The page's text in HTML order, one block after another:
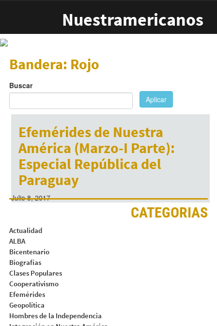
Nuestramericanos
Bandera: Rojo
Buscar
Aplicar
Efemérides de Nuestra
América (Marzo-I Parte):
Especial República del
Paraguay
Julio 8, 2017
CATEGORIAS
Actualidad
ALBA
Bicentenario
Biografías
Clases Populares
Cooperativismo
Efemérides
Geopolítica
Hombres de la Independencia